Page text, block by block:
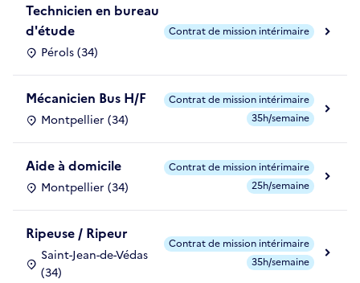
Technicien en bureau
d'étude
Pérols (34)
Contrat de mission intérimaire
Mécanicien Bus H/F
Montpellier (34)
Contrat de mission intérimaire
35h/semaine
Aide à domicile
Montpellier (34)
Contrat de mission intérimaire
25h/semaine
Ripeuse / Ripeur
Saint-Jean-de-Védas
(34)
Contrat de mission intérimaire
35h/semaine